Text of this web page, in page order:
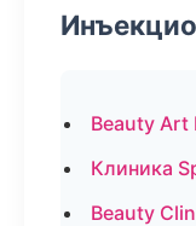
Beauty Art
Клиника
Beauty